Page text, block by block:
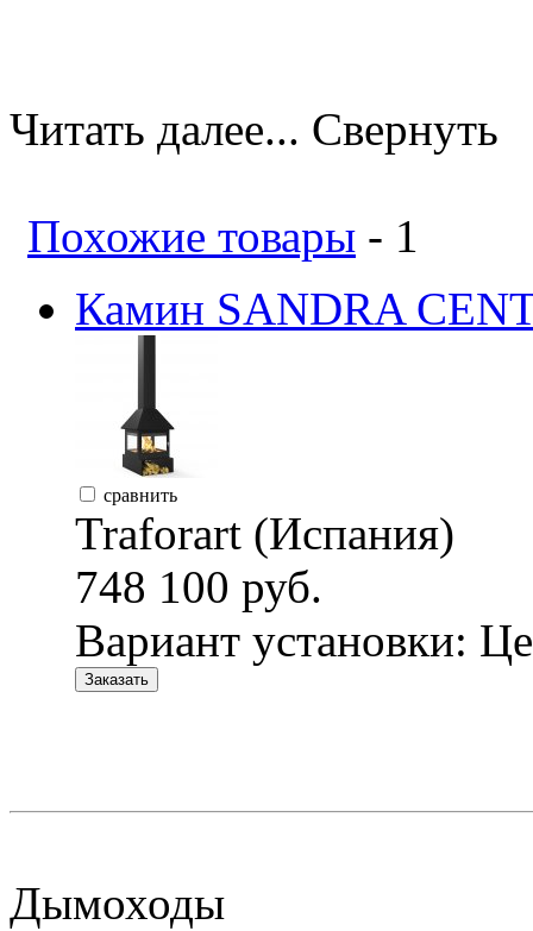
Читать далее... Свернуть
Похожие товары - 1
Камин SANDRA
сравнить
Traforart (Испания)
748 100 руб.
Вариант установки:
Заказать
Дымоходы